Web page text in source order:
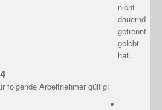
nicht
dauernd
getrennt
gelebt
hat.
folgende Arbeitnehmer gültig: